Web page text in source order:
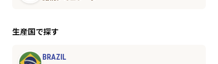
生産国で探す
BRAZIL